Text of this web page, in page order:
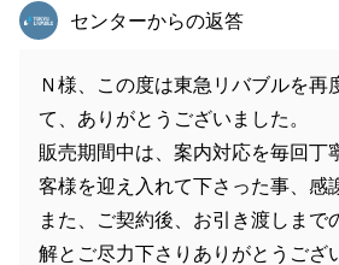
東急リバブル
センターからの返答
Ｎ様、この度は東急リバブルを再
て、ありがとうございました。
販売期間中は、案内対応を毎回丁
客様を迎え入れて下さった事、感
また、ご契約後、お引き渡しまで
解とご尽力下さりありがとうござ